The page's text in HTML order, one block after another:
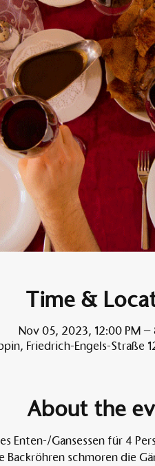
Time &
Nov 05, 2023, 12:00 PM –
Friedrich-Engels-Straße
About the
Enten-/Gansessen für 4
Backröhren schmoren die